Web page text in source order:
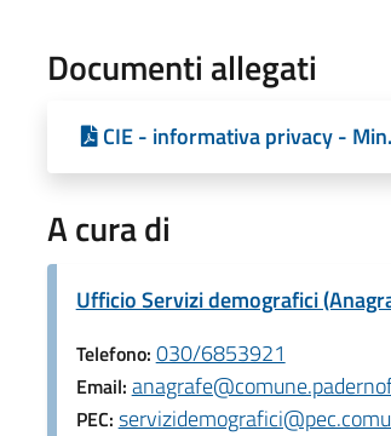
Documenti allegati
CIE - informativa privacy -
A cura di
Ufficio Servizi demografici
Telefono: 030/6853921
Email:
PEC: